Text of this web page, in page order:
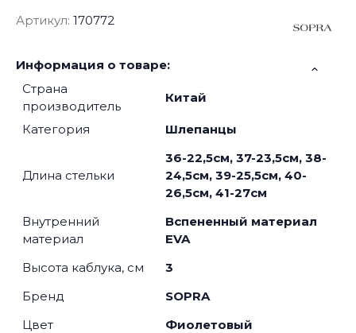
Артикул: 170772
Информация о товаре:
Страна
производитель
Китай
Категория Шлепанцы
Длина стельки
36-22,5см, 37-23,5см, 38-
24,5см, 39-25,5см, 40-
26,5см, 41-27см
Внутренний
материал
Вспененный материал
EVA
Высота каблука, см
3
Бренд
SOPRA
Цвет
Фиолетовый